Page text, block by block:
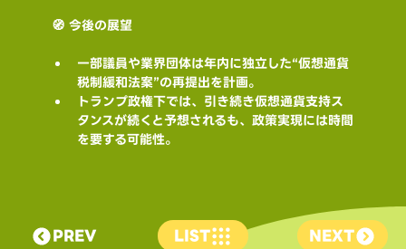
🧭 今後の展望
一部議員や業界団体は年内に独立した“仮想通貨
税制緩和法案”の再提出を計画。
トランプ政権下では、引き続き仮想通貨支持ス
タンスが続くと予想されるも、政策実現には時間
を要する可能性。
PREV LIST NEXT